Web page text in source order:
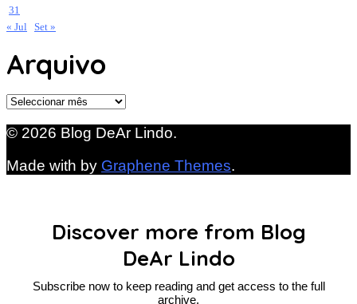
31
« Jul Set »
Arquivo
Arquivo
© 2026 Blog DeAr Lindo.
Made with by Graphene Themes.
Discover more from Blog
DeAr Lindo
Subscribe now to keep reading and get access to the full
archive.